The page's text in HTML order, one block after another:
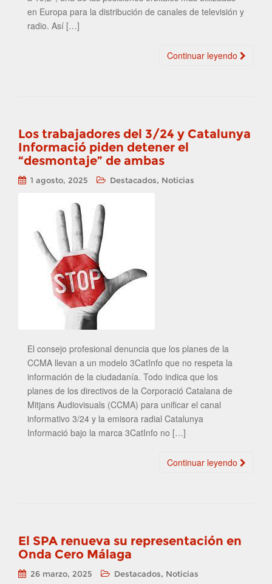
en Europa para la distribución de canales de televisión y
radio. Así […]
Continuar leyendo
Los trabajadores del 3/24 y Catalunya
Informació piden detener el
“desmontaje” de ambas
1 agosto, 2025 Destacados, Noticias
El consejo profesional denuncia que los planes de la
CCMA llevan a un modelo 3CatInfo que no respeta la
información de la ciudadanía. Todo indica que los
planes de los directivos de la Corporació Catalana de
Mitjans Audiovisuals (CCMA) para unificar el canal
informativo 3/24 y la emisora radial Catalunya
Informació bajo la marca 3CatInfo no […]
Continuar leyendo
El SPA renueva su representación en
Onda Cero Málaga
26 marzo, 2025 Destacados, Noticias